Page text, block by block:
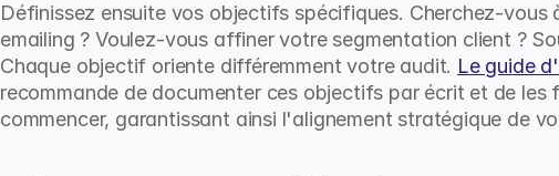
Définissez ensuite vos objectifs spécifiques. Cherchez-
emailing ? Voulez-vous affiner votre segmentation client ?
Chaque objectif oriente différemment votre audit. Le guide
recommande de documenter ces objectifs par écrit et de
commencer, garantissant ainsi l'alignement stratégique de